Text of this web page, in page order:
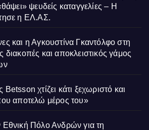
ψευδείς καταγγελίες – Η
η ΕΛ.ΑΣ.
και η Αγκουστίνα Γκαντόλφο στη
διακοπές και αποκλειστικός γάμος
χτίζει κάτι ξεχωριστό και
αποτελώ μέρος του»
Εθνική Πόλο Ανδρών για τη